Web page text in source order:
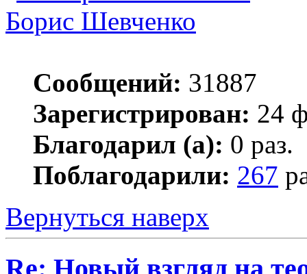
Борис Шевченко
Сообщений: 31887
Зарегистрирован: 24
Благодарил (а): 0 раз.
Поблагодарили: 267
Вернуться наверх